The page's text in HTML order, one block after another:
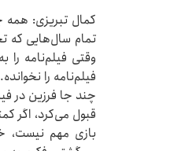
کمال تبریزی: همه
تمام سال‌هایی که
وقتی فیلم‌نامه را
فیلم‌نامه را
قبول می‌کرد، اگر
بازی مهم